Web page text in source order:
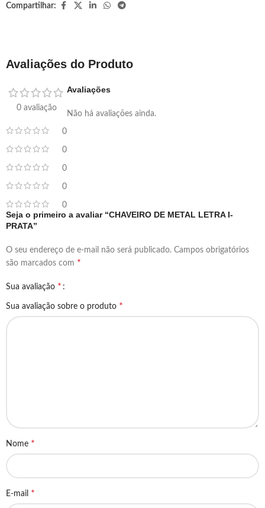
Compartilhar:
Avaliações do Produto
0 avaliação
0
0
0
0
0
Avaliações
Não há avaliações ainda.
Seja o primeiro a avaliar “CHAVEIRO DE METAL LETRA I-
PRATA”
O seu endereço de e-mail não será publicado. Campos obrigatórios
são marcados com *
Sua avaliação *
Sua avaliação sobre o produto *
Nome *
E-mail *